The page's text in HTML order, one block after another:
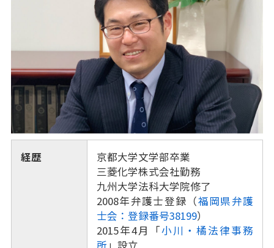
経歴
京都大学文学部卒業
三菱化学株式会社勤務
九州大学法科大学院修了
2008年弁護士登録（福岡県弁護
士会：登録番号38199）
2015年4月「小川・橘法律事務